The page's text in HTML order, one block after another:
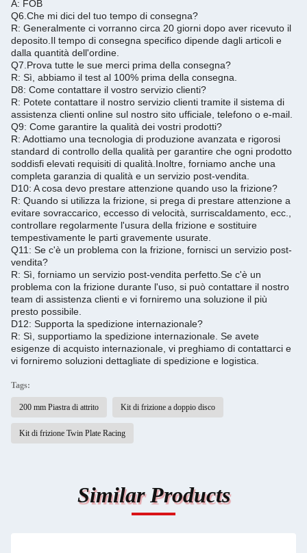
A: FOB
Q6. Che mi dici del tuo tempo di consegna?
R: Generalmente ci vorranno circa 20 giorni dopo aver ricevuto il
deposito. Il tempo di consegna specifico dipende dagli articoli e
dalla quantità dell'ordine.
Q7. Prova tutte le sue merci prima della consegna?
R: Sì, abbiamo il test al 100% prima della consegna.
D8: Come contattare il vostro servizio clienti?
R: Potete contattare il nostro servizio clienti tramite il sistema di
assistenza clienti online sul nostro sito ufficiale, telefono o e-mail.
Q9: Come garantire la qualità dei vostri prodotti?
R: Adottiamo una tecnologia di produzione avanzata e rigorosi
standard di controllo della qualità per garantire che ogni prodotto
soddisfi elevati requisiti di qualità. Inoltre, forniamo anche una
completa garanzia di qualità e un servizio post-vendita.
D10: A cosa devo prestare attenzione quando uso la frizione?
R: Quando si utilizza la frizione, si prega di prestare attenzione a
evitare sovraccarico, eccesso di velocità, surriscaldamento, ecc.,
controllare regolarmente l'usura della frizione e sostituire
tempestivamente le parti gravemente usurate.
Q11: Se c'è un problema con la frizione, fornisci un servizio post-
vendita?
R: Sì, forniamo un servizio post-vendita perfetto. Se c'è un
problema con la frizione durante l'uso, si può contattare il nostro
team di assistenza clienti e vi forniremo una soluzione il più
presto possibile.
D12: Supporta la spedizione internazionale?
R: Sì, supportiamo la spedizione internazionale. Se avete
esigenze di acquisto internazionale, vi preghiamo di contattarci e
vi forniremo soluzioni dettagliate di spedizione e logistica.
Tags:
200 mm Piastra di attrito Kit di frizione a doppio disco
Kit di frizione Twin Plate Racing
Similar Products